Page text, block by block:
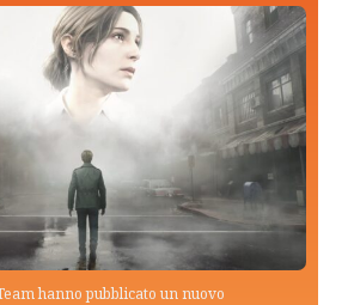
hanno pubblicato un nuovo